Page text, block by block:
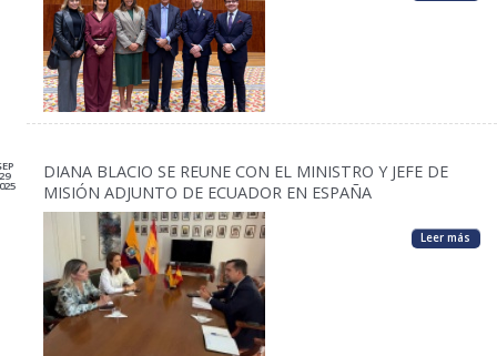
29
DIANA BLACIO SE REUNE CON EL MINISTRO Y JEFE DE
MISIÓN ADJUNTO DE ECUADOR EN ESPAÑA
Leer más